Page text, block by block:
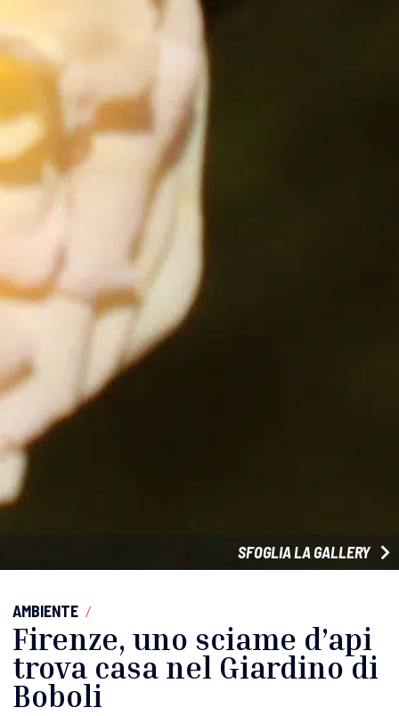
SFOGLIA LA GALLERY
AMBIENTE /
Firenze, uno sciame d’api
trova casa nel Giardino di
Boboli